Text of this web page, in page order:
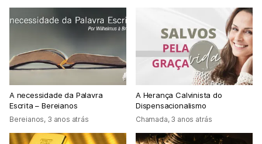
A necessidade da Palavra
Escrita – Bereianos
Bereianos, 3 anos atrás
A Herança Calvinista do
Dispensacionalismo
Chamada, 3 anos atrás